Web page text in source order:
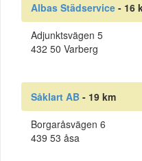
Albas Städservice - 16
Adjunktsvägen 5
432 50 Varberg
Såklart AB - 19 km
Borgaråsvägen 6
439 53 åsa